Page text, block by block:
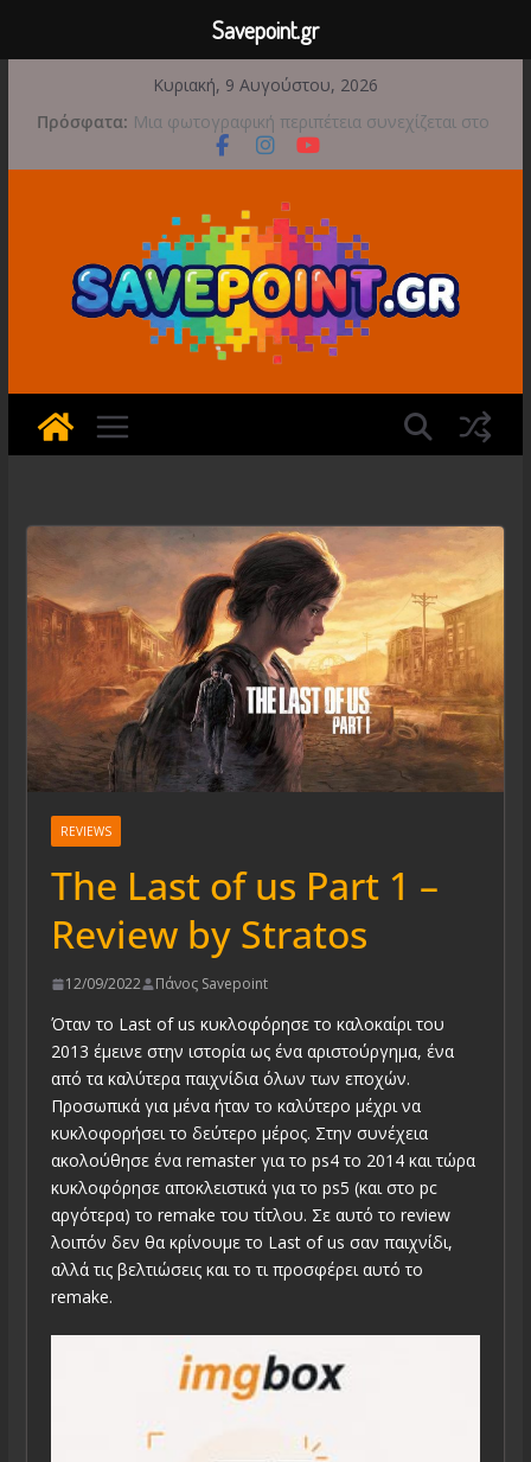
περιεχόμενο
Κυριακή, 9 Αυγούστου, 2026
Πρόσφατα: Game Freak: Συνεχή updates για το Beast of
Reincarnation μετά την ανάμεικτη υποδοχή
Μια φωτογραφική περιπέτεια συνεχίζεται στο
Διασχίστε τους ουρανούς με το Wild Blue
Skies αυτό το φθινόπωρο
Διακοπές και παιχνίδι για όλη την οικογένεια!
Έρχεται 1η Σεπτεμβρίου το Crimson Moon
REVIEWS
The Last of us Part 1 –
Review by Stratos
12/09/2022 Πάνος Savepoint
Όταν το Last of us κυκλοφόρησε το καλοκαίρι του
2013 έμεινε στην ιστορία ως ένα αριστούργημα, ένα
από τα καλύτερα παιχνίδια όλων των εποχών.
Προσωπικά για μένα ήταν το καλύτερο μέχρι να
κυκλοφορήσει το δεύτερο μέρος. Στην συνέχεια
ακολούθησε ένα remaster για το ps4 το 2014 και τώρα
κυκλοφόρησε αποκλειστικά για το ps5 (και στο pc
αργότερα) το remake του τίτλου. Σε αυτό το review
λοιπόν δεν θα κρίνουμε το Last of us σαν παιχνίδι,
αλλά τις βελτιώσεις και το τι προσφέρει αυτό το
remake.
Savepoint.gr